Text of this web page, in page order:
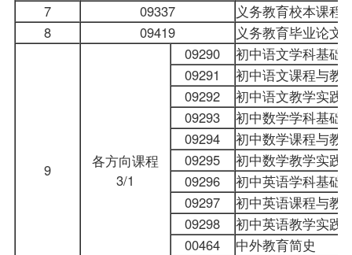
7
09337
义务教育校本课程
8
09419 义务教育毕业论文
9
各方向课程
3/1
09290
初中语文学科基础
09291
初中语文课程与教
09292
初中语文教学实践
09293
初中数学学科基础
09294
初中数学课程与教
09295
初中数学教学实践
09296
初中英语学科基础
09297
初中英语课程与教
09298
初中英语教学实践
00464
中外教育简史